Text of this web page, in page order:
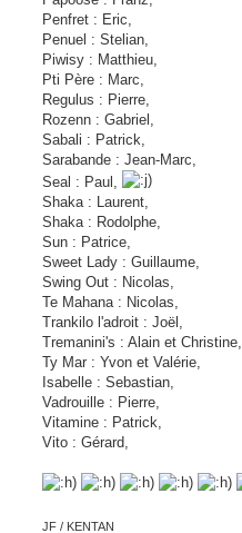
Penfret : Eric,
Penuel : Stelian,
Piwisy : Matthieu,
Pti Père : Marc,
Regulus : Pierre,
Rozenn : Gabriel,
Sabali : Patrick,
Sarabande : Jean-Marc,
Seal : Paul,
Shaka : Laurent,
Shaka : Rodolphe,
Sun : Patrice,
Sweet Lady : Guillaume,
Swing Out : Nicolas,
Te Mahana : Nicolas,
Trankilo l'adroit : Joël,
Tremanini's : Alain et Christine,
Ty Mar : Yvon et Valérie,
Isabelle : Sebastian,
Vadrouille : Pierre,
Vitamine : Patrick,
Vito : Gérard,
JF / KENTAN